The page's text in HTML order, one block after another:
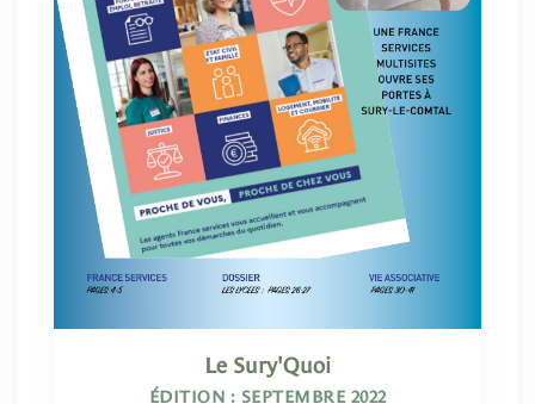
Le Sury'Quoi
ÉDITION : SEPTEMBRE 2022